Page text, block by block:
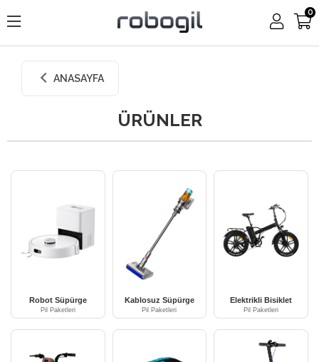
0
ANASAYFA
ÜRÜNLER
Robot Süpürge
Pil Paketleri
Kablosuz Süpürge
Pil Paketleri
Elektrikli Bisiklet
Pil Paketleri